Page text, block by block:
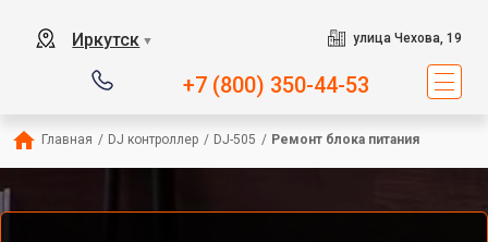
Иркутск ▼ улица Чехова, 19
+7 (800) 350-44-53
Главная / DJ контроллер / DJ-505 / Ремонт блока питания